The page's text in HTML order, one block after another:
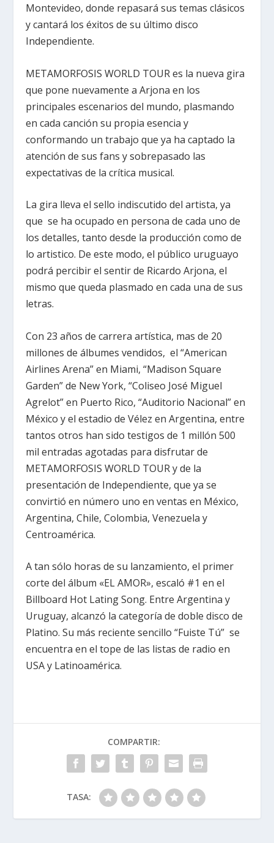
Montevideo, donde repasará sus temas clásicos
y cantará los éxitos de su último disco
Independiente.
METAMORFOSIS WORLD TOUR es la nueva gira
que pone nuevamente a Arjona en los
principales escenarios del mundo, plasmando
en cada canción su propia esencia y
conformando un trabajo que ya ha captado la
atención de sus fans y sobrepasado las
expectativas de la crítica musical.
La gira lleva el sello indiscutido del artista, ya
que se ha ocupado en persona de cada uno de
los detalles, tanto desde la producción como de
lo artistico. De este modo, el público uruguayo
podrá percibir el sentir de Ricardo Arjona, el
mismo que queda plasmado en cada una de sus
letras.
Con 23 años de carrera artística, mas de 20
millones de álbumes vendidos, el “American
Airlines Arena” en Miami, “Madison Square
Garden” de New York, “Coliseo José Miguel
Agrelot” en Puerto Rico, “Auditorio Nacional” en
México y el estadio de Vélez en Argentina, entre
tantos otros han sido testigos de 1 millón 500
mil entradas agotadas para disfrutar de
METAMORFOSIS WORLD TOUR y de la
presentación de Independiente, que ya se
convirtió en número uno en ventas en México,
Argentina, Chile, Colombia, Venezuela y
Centroamérica.
A tan sólo horas de su lanzamiento, el primer
corte del álbum «EL AMOR», escaló #1 en el
Billboard Hot Lating Song. Entre Argentina y
Uruguay, alcanzó la categoría de doble disco de
Platino. Su más reciente sencillo “Fuiste Tú” se
encuentra en el tope de las listas de radio en
USA y Latinoamérica.
COMPARTIR:
TASA: